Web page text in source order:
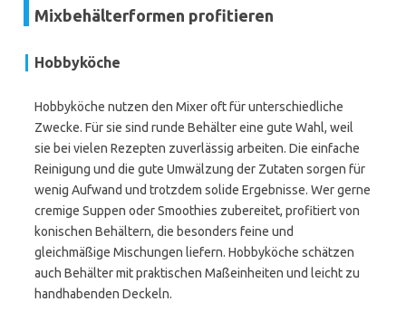
Mixbehälterformen profitieren
Hobbyköche
Hobbyköche nutzen den Mixer oft für unterschiedliche
Zwecke. Für sie sind runde Behälter eine gute Wahl, weil
sie bei vielen Rezepten zuverlässig arbeiten. Die einfache
Reinigung und die gute Umwälzung der Zutaten sorgen für
wenig Aufwand und trotzdem solide Ergebnisse. Wer gerne
cremige Suppen oder Smoothies zubereitet, profitiert von
konischen Behältern, die besonders feine und
gleichmäßige Mischungen liefern. Hobbyköche schätzen
auch Behälter mit praktischen Maßeinheiten und leicht zu
handhabenden Deckeln.